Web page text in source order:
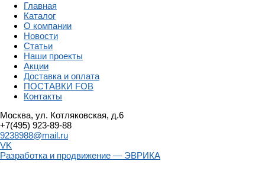
Главная
Каталог
О компании
Новости
Статьи
Наши проекты
Акции
Доставка и оплата
ПОСТАВКИ FOB
Контакты
Москва, ул. Котляковская, д.6
+7(495) 923-89-88
9238988@mail.ru
VK
Разработка и продвижение — ЭВРИКА